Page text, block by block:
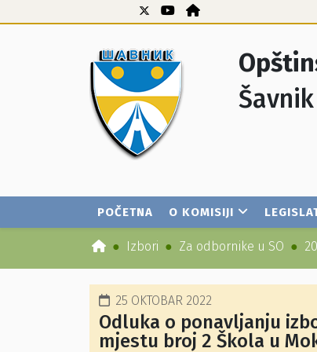
Šavnik
POČETNA O KOMISIJI
Izbori Za odbornike u SO
25 OKTOBAR 2022
Odluka o ponavljanju
mjestu broj 2 Škola u